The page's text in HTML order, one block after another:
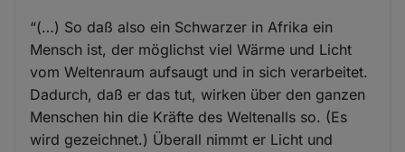
“(…) So daß also ein Schwarzer in Afrika ein
Mensch ist, der möglichst viel Wärme und Licht
vom Weltenraum aufsaugt und in sich verarbeitet.
Dadurch, daß er das tut, wirken über den ganzen
Menschen hin die Kräfte des Weltenalls so. (Es
wird gezeichnet.) Überall nimmt er Licht und